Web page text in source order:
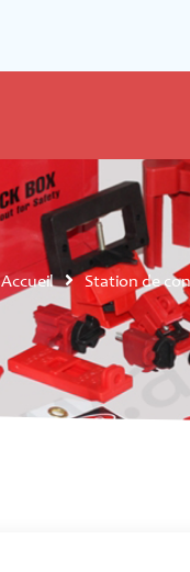
Accueil Station de